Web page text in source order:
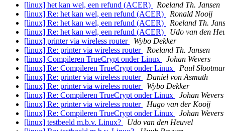
[linux] het kan wel, een refund (ACER)
Roeland Th. Jansen
[linux] Re: het kan wel, een refund (ACER)
Ronald Nooij
[linux] Re: het kan wel, een refund (ACER)
Roeland Th.
[linux] Re: het kan wel, een refund (ACER)
Udo van den
[linux] printer via wireless router
Wybo Dekker
[linux] Re: printer via wireless router
Roeland Th. Jansen
[linux] Compileren TrueCrypt onder Linux
Johan Wevers
[linux] Re: Compileren TrueCrypt onder Linux
Paul
[linux] Re: printer via wireless router
Daniel von Asmuth
[linux] Re: printer via wireless router
Wybo Dekker
[linux] Re: Compileren TrueCrypt onder Linux
Johan Wevers
[linux] Re: printer via wireless router
Hugo van der Kooij
[linux] Re: Compileren TrueCrypt onder Linux
Johan Wevers
[linux] testbeeld m.b.v. Linux?
Udo van den Heuvel